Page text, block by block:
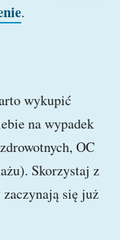
.
wykupić
na wypadek
OC
Skorzystaj z
zaczynają się już